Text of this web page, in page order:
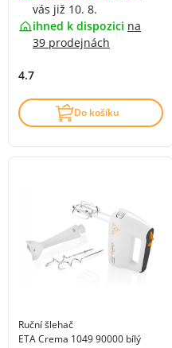
vás již 10. 8.
ihned k dispozici na
39 prodejnách
4.7
Do košíku
Ruční šlehač
ETA Crema 1049 90000 bílý